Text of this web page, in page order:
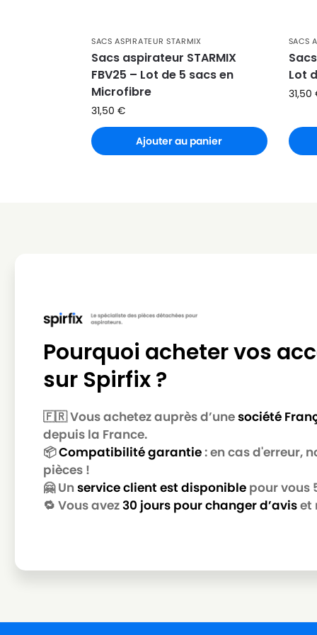
STARMIX
STARMIX ISARD-1225 EW
STARMIX
STARMIX ISARD-1225 EWS
STARMIX
STARMIX
STARMIX ISARD-1425 EWS
STARMIX
STARMIX
STARMIX ISCARD-1625 EWS
STARMIX
STARMIX ISCARD-1625 EWSR
STARMIX
STARMIX
STARMIX ISCARDL-1425 EWSA
STARMIX
STARMIX ISCARDL-1625 EWSR
STARMIX
STARMIX ISCARM-1425 EW
STARMIX
STARMIX ISPARD-1635 EWS
SACS ASPIRATEUR STARMIX
Sacs aspirateur STARMIX
FBV25 – Lot de 5 sacs en
Microfibre
31,50 €
Ajouter au panier
SACS
Lot
31,50
Pourquoi acheter vos
sur Spirfix ?
🇫🇷 Vous achetez auprès d’unesociété
depuis la France.
📦Compatibilité garantie: en cas d'erreur,
pièces !
🤗 Un service client est disponible pour vous
🔁 Vous avez30 jours pour changer d’aviset